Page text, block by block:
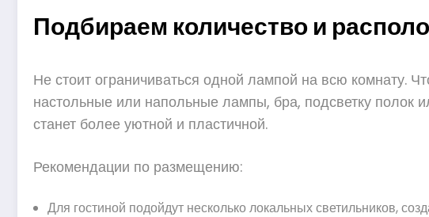
Подбираем количество и
Не стоит ограничиваться одной лампой на всю комнату.
настольные или напольные лампы, бра, подсветку полок
станет более уютной и пластичной.
Рекомендации по размещению:
Для гостиной подойдут несколько локальных светильников,